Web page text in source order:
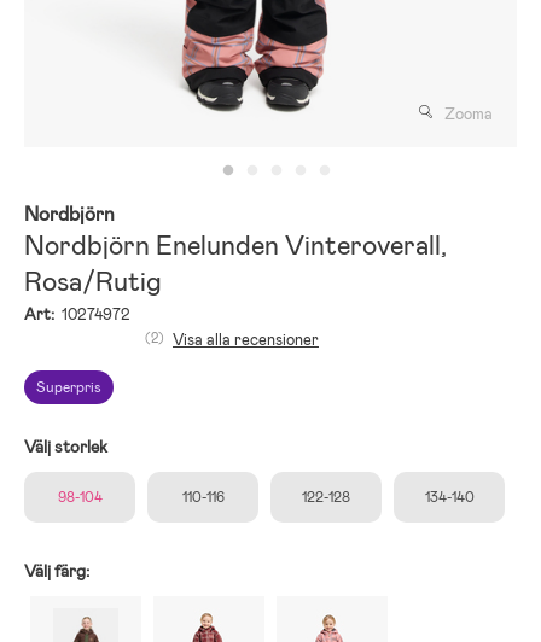
Zooma
Nordbjörn
Nordbjörn Enelunden Vinteroverall,
Rosa/Rutig
Art: 10274972
Superpris
(2) Visa alla recensioner
Välj storlek
98-104 110-116 122-128 134-140
Välj färg: